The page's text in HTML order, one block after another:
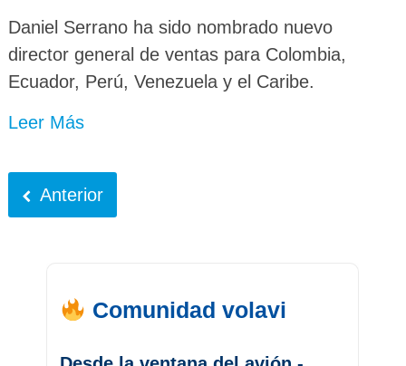
Daniel Serrano ha sido nombrado nuevo
director general de ventas para Colombia,
Ecuador, Perú, Venezuela y el Caribe.
Leer Más
Anterior
Comunidad volavi